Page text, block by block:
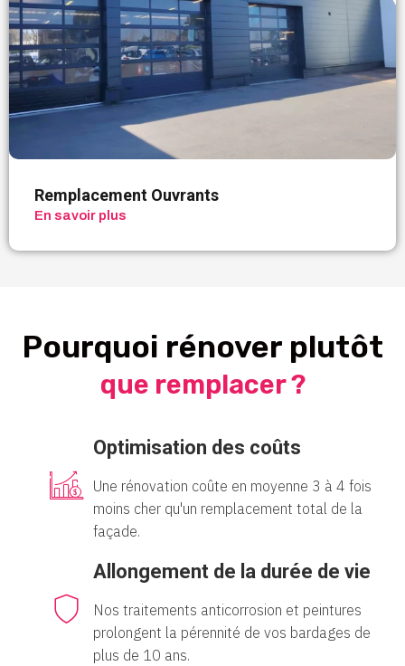
Remplacement Ouvrants
En savoir plus
Pourquoi rénover plutôt
que remplacer ?
Optimisation des coûts
Une rénovation coûte en moyenne 3 à 4 fois
moins cher qu'un remplacement total de la
façade.
Allongement de la durée de vie
Nos traitements anticorrosion et peintures
prolongent la pérennité de vos bardages de
plus de 10 ans.